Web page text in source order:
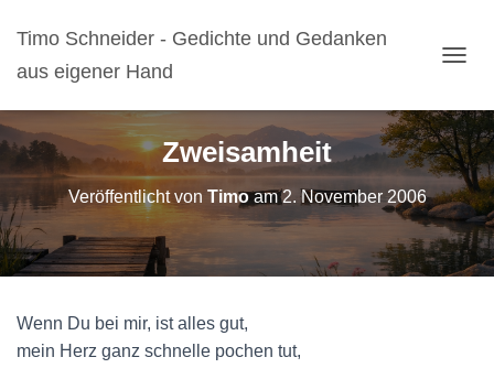
Timo Schneider - Gedichte und Gedanken
aus eigener Hand
V
I
G
A
T
I
O
N
U
Zweisamheit
Veröffentlicht von Timoam2. November 2006
Wenn Du bei mir, ist alles gut,
mein Herz ganz schnelle pochen tut,